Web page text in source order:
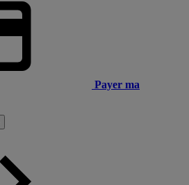
Payer ma